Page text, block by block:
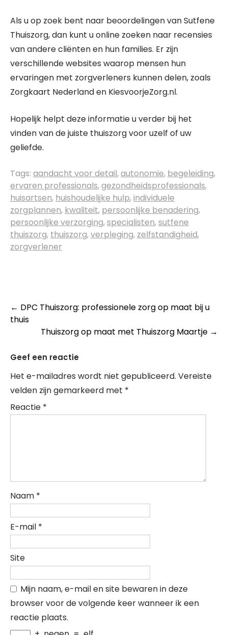
Als u op zoek bent naar beoordelingen van Sutfene
Thuiszorg, dan kunt u online zoeken naar recensies
van andere cliënten en hun families. Er zijn
verschillende websites waarop mensen hun
ervaringen met zorgverleners kunnen delen, zoals
Zorgkaart Nederland en KiesvoorjeZorg.nl.
Hopelijk helpt deze informatie u verder bij het
vinden van de juiste thuiszorg voor uzelf of uw
geliefde.
Tags: aandacht voor detail,autonomie, begeleiding,
ervaren professionals,gezondheidsprofessionals,
huisartsen, huishoudelijke hulp,individuele
zorgplannen, kwaliteit, persoonlijke benadering,
persoonlijke verzorging,specialisten,sutfene
thuiszorg, thuiszorg,verpleging, zelfstandigheid,
zorgverlener
Post
navigation
← DPC Thuiszorg: professionele zorg op maat bij u
thuis
Thuiszorg op maat met Thuiszorg Maartje →
Geef een reactie
Het e-mailadres wordt niet gepubliceerd. Vereiste
velden zijn gemarkeerd met *
Reactie *
Naam *
E-mail *
Site
Mijn naam, e-mail en site bewaren in deze
browser voor de volgende keer wanneer ik een
reactie plaats.